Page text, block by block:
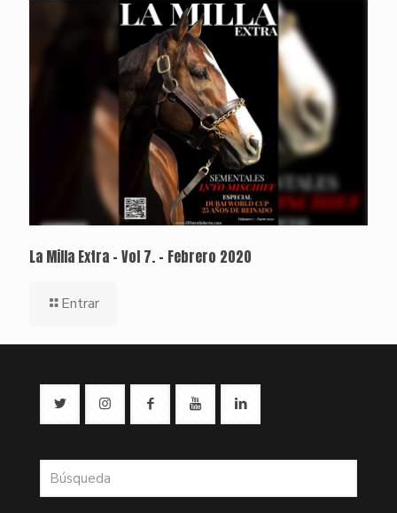
La Milla Extra – Vol 7. – Febrero 2020
Entrar